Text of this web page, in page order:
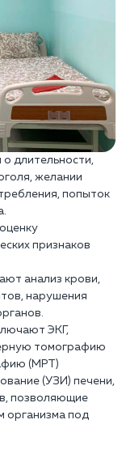
длительности,
желании
попыток
признаков
анализ крови,
нарушения
ЭКГ,
томографию
(МРТ)
(УЗИ) печени,
позволяющие
организма под